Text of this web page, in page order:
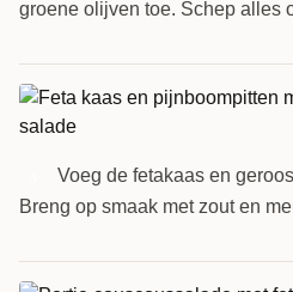
groene olijven toe. Schep alles
Voeg de fetakaas en
Breng op smaak met zout en